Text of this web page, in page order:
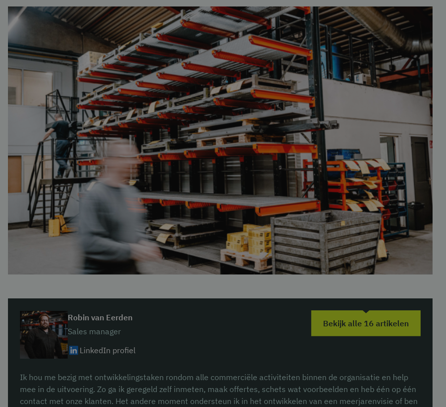
Robin van Eerden
Sales manager
LinkedIn profiel
Bekijk alle 16 artikelen
Ik hou me bezig met ontwikkelingstaken rondom alle commerciële activiteiten binnen de organisatie en help
mee in de uitvoering. Zo ga ik geregeld zelf inmeten, maak offertes, schets wat voorbeelden en heb één op één
contact met onze klanten. Het andere moment ondersteun ik in het ontwikkelen van een meerjarenvisie of ben